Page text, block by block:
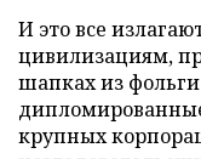
И это все
цивилизациям,
шапках из фольги
крупных